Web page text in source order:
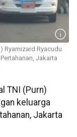
Ryamizard Ryacudu
Jakarta
TNI (Purn)
keluarga
Jakarta